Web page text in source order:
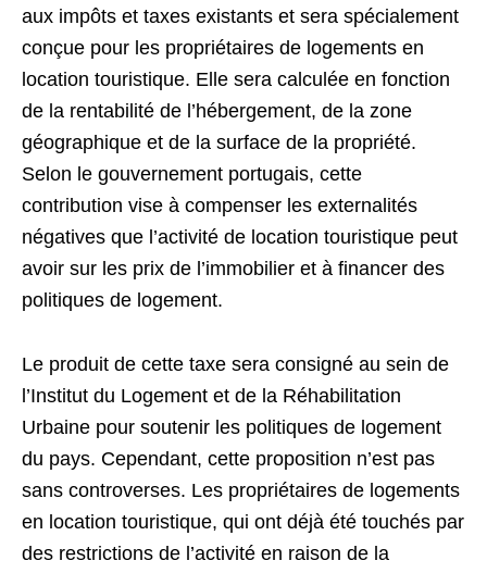
aux impôts et taxes existants et sera spécialement
conçue pour les propriétaires de logements en
location touristique. Elle sera calculée en fonction
de la rentabilité de l’hébergement, de la zone
géographique et de la surface de la propriété.
Selon le gouvernement portugais, cette
contribution vise à compenser les externalités
négatives que l’activité de location touristique peut
avoir sur les prix de l’immobilier et à financer des
politiques de logement.
Le produit de cette taxe sera consigné au sein de
l’Institut du Logement et de la Réhabilitation
Urbaine pour soutenir les politiques de logement
du pays. Cependant, cette proposition n’est pas
sans controverses. Les propriétaires de logements
en location touristique, qui ont déjà été touchés par
des restrictions de l’activité en raison de la